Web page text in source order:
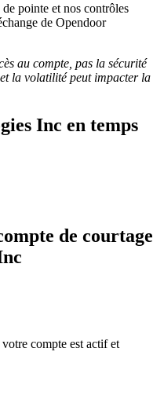
pointe et nos contrôles
de Opendoor
au compte, pas la sécurité
la volatilité peut impacter la
Inc en temps
de courtage
compte est actif et